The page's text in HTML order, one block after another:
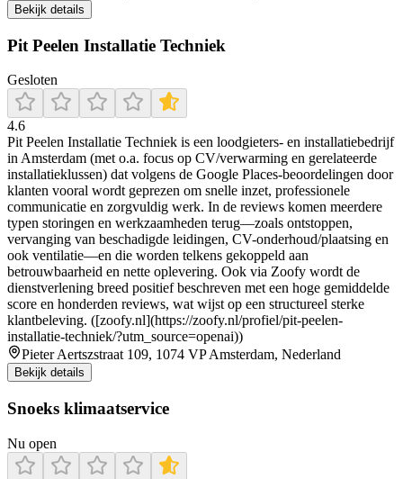
Bekijk details
Pit Peelen Installatie Techniek
Gesloten
4.6
Pit Peelen Installatie Techniek is een loodgieters- en installatiebedrijf
in Amsterdam (met o.a. focus op CV/verwarming en gerelateerde
installatieklussen) dat volgens de Google Places-beoordelingen door
klanten vooral wordt geprezen om snelle inzet, professionele
communicatie en zorgvuldig werk. In de reviews komen meerdere
typen storingen en werkzaamheden terug—zoals ontstoppen,
vervanging van beschadigde leidingen, CV-onderhoud/plaatsing en
ook ventilatie—en die worden telkens gekoppeld aan
betrouwbaarheid en nette oplevering. Ook via Zoofy wordt de
dienstverlening breed positief beschreven met een hoge gemiddelde
score en honderden reviews, wat wijst op een structureel sterke
klantbeleving. ([zoofy.nl](https://zoofy.nl/profiel/pit-peelen-
installatie-techniek/?utm_source=openai))
Pieter Aertszstraat 109, 1074 VP Amsterdam, Nederland
Bekijk details
Snoeks klimaatservice
Nu open